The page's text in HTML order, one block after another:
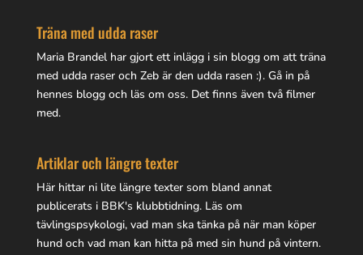
Träna med udda raser
Maria Brandel har gjort ett inlägg i sin bloggom att träna
med udda raser och Zeb är den udda rasen :). Gå in på
hennes bloggoch läs om oss. Det finns även två filmer
med.
Artiklar och längre texter
Här hittar ni lite längre textersom bland annat
publicerats i BBK's klubbtidning. Läs om
tävlingspsykologi, vad man ska tänka på när man köper
hund och vad man kan hitta på med sin hund på vintern.